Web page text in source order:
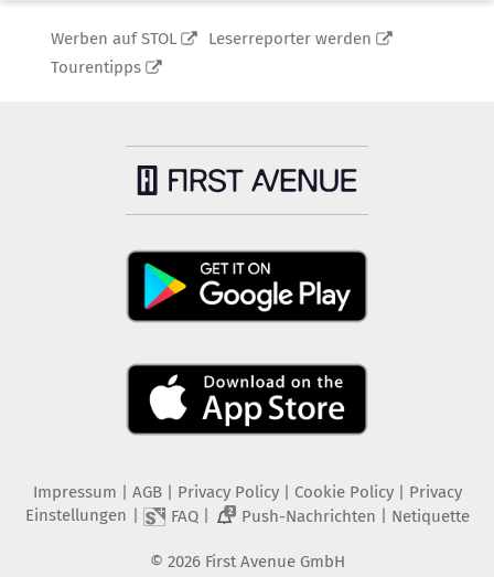
Werben auf STOL
Leserreporter werden
Tourentipps
Impressum AGB Privacy Policy| Cookie Policy| Privacy
Einstellungen
FAQ| 2 Push-Nachrichten Netiquette
© 2026 First Avenue GmbH